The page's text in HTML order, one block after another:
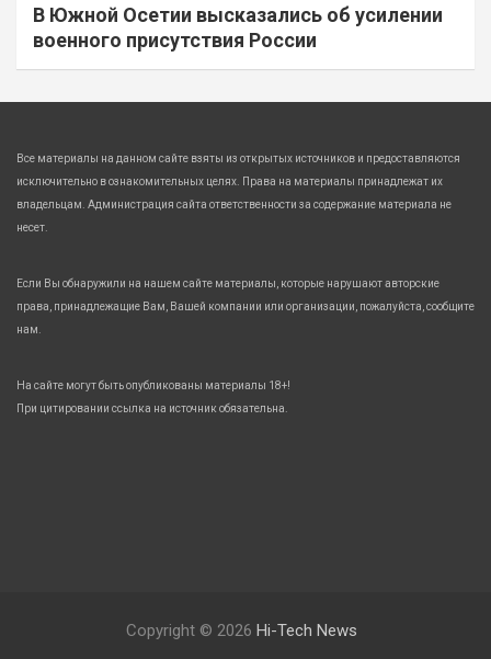
В Южной Осетии высказались об усилении
военного присутствия России
Все материалы на данном сайте взяты из открытых источников и предоставляются
исключительно в ознакомительных целях. Права на материалы принадлежат их
владельцам. Администрация сайта ответственности за содержание материала не
несет.
Если Вы обнаружили на нашем сайте материалы, которые нарушают авторские
права, принадлежащие Вам, Вашей компании или организации, пожалуйста, сообщите
нам.
На сайте могут быть опубликованы материалы 18+!
При цитировании ссылка на источник обязательна.
Copyright © 2026 Hi-Tech News